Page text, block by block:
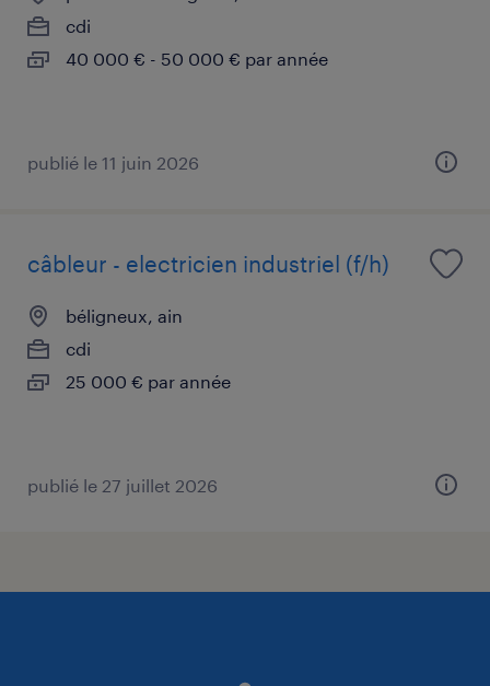
cdi
40 000 € - 50 000 € par année
publié le 11 juin 2026
câbleur - electricien industriel (f/h)
béligneux, ain
cdi
25 000 € par année
publié le 27 juillet 2026